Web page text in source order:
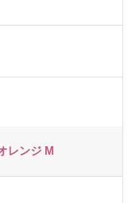
レンジ M